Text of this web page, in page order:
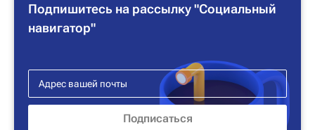
Подпишитесь на рассылку "Социальный
навигатор"